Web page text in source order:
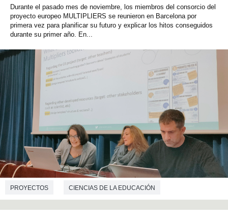
Durante el pasado mes de noviembre, los miembros del consorcio del
proyecto europeo MULTIPLIERS se reunieron en Barcelona por
primera vez para planificar su futuro y explicar los hitos conseguidos
durante su primer año. En...
PROYECTOS CIENCIAS DE LA EDUCACIÓN